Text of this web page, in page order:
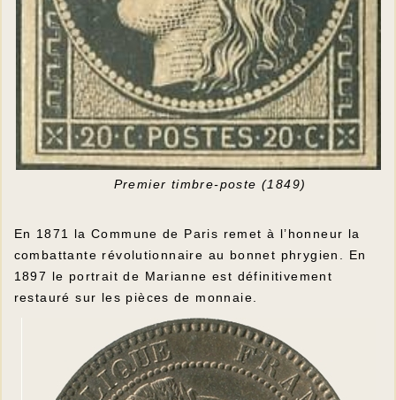
Premier timbre-poste (1849)
En 1871 la Commune de Paris remet à l’honneur la
combattante révolutionnaire au bonnet phrygien. En
1897 le portrait de Marianne est définitivement
restauré sur les pièces de monnaie.